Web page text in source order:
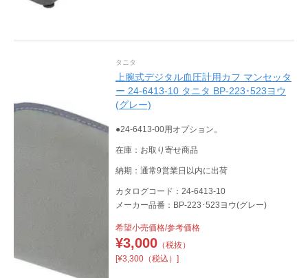
タニタ
上腕式デジタル血圧計用カフ マンセッタ
ー 24-6413-10 タニタ BP-223･523ヨウ
(グレー)
●24-6413-00用オプション。
在庫：お取り寄せ商品
納期：通常9営業日以内に出荷
カタログコード：24-6413-10
メーカー品番：BP-223･523ヨウ(グレー)
希望小売価格/参考価格
¥3,000（税抜）
[¥3,300（税込）]